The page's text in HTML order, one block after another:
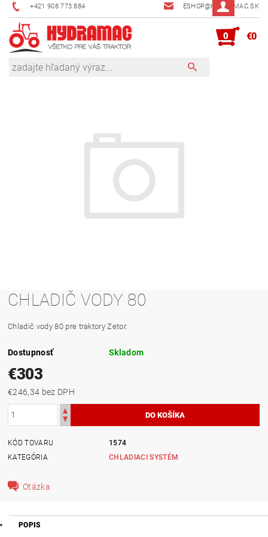
+421 908 773 884 ESHOP@HYDRAMAC.SK
0 €0
CHLADIČ VODY 80
Chladič vody 80 pre traktory Zetor.
Dostupnosť Skladom
€303
€246,34 bez DPH
KÓD TOVARU
1574
KATEGÓRIA
CHLADIACI SYSTÉM
Otázka
POPIS